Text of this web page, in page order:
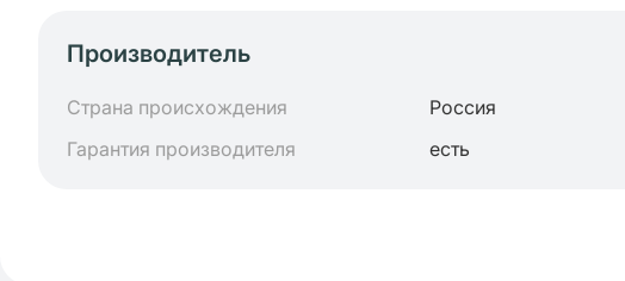
Производитель
Страна происхождения Россия
Гарантия производителя
есть